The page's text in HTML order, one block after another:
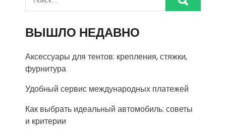
ВЫШЛО НЕДАВНО
Аксессуары для тентов: крепления, стяжки,
фурнитура
Удобный сервис международных платежей
Как выбрать идеальный автомобиль: советы
и критерии